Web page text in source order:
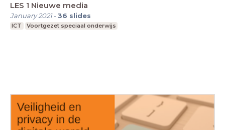
LES 1 Nieuwe media
January 2021-36 slides
ICT Voortgezet speciaal onderwijs